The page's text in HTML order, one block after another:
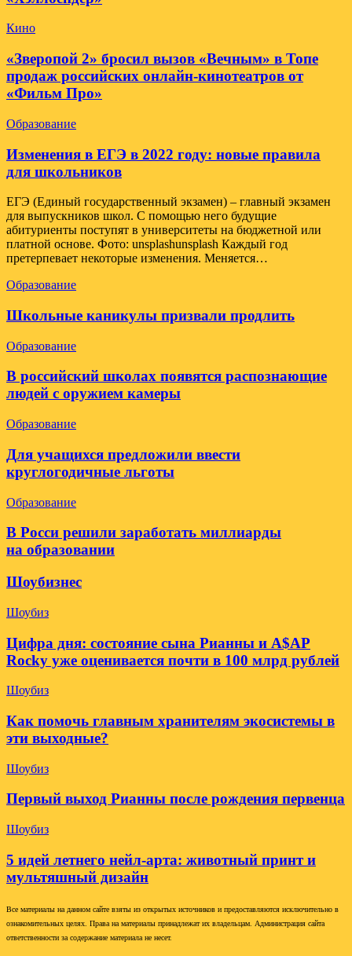
Кино
«Зверопой 2» бросил вызов «Вечным» в Топе
продаж российских онлайн-кинотеатров от
«Фильм Про»
Образование
Изменения в ЕГЭ в 2022 году: новые правила
для школьников
ЕГЭ (Единый государственный экзамен) – главный экзамен
для выпускников школ. С помощью него будущие
абитуриенты поступят в университеты на бюджетной или
платной основе. Фото: unsplashunsplash Каждый год
претерпевает некоторые изменения. Меняется…
Образование
Школьные каникулы призвали продлить
Образование
В российский школах появятся распознающие
людей с оружием камеры
Образование
Для учащихся предложили ввести
круглогодичные льготы
Образование
В Росси решили заработать миллиарды
на образовании
Шоубизнес
Шоубиз
Цифра дня: состояние сына Рианны и A$AP
Rocky уже оценивается почти в 100 млрд рублей
Шоубиз
Как помочь главным хранителям экосистемы в
эти выходные?
Шоубиз
Первый выход Рианны после рождения первенца
Шоубиз
5 идей летнего нейл-арта: животный принт и
мультяшный дизайн
Все материалы на данном сайте взяты из открытых источников и предоставляются исключительно в
ознакомительных целях. Права на материалы принадлежат их владельцам. Администрация сайта
ответственности за содержание материала не несет.